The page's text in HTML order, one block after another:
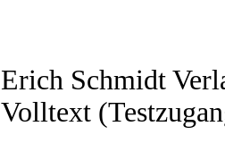
Erich Schmidt
Volltext